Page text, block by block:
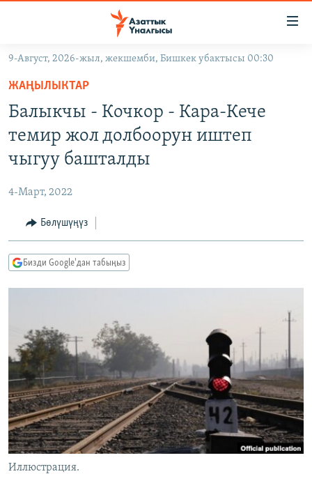
Навигацияга
өтүңүз
Издөөгө
салыңыз
МАДАНИЯТ
УКРАИНА
ТВ ПРОГРАММАЛАР
БҮГҮН АЗАТТЫКТА
ЭЖЕ-СИҢДИЛЕР
АЗАТТЫК+
ЫҢГАЙСЫЗ СУРООЛОР
ПОДКАСТ
Русский
ОНЛАЙН ШЕРИНЕ
ЭЕ/АРнун бардык сайттары
9-Август, 2026-жыл, жекшемби, Бишкек убактысы 00:30
ЖАҢЫЛЫКТАР
Балыкчы - Кочкор - Кара-Кече
темир жол долбоорун иштеп
чыгуу башталды
4-Март, 2022
Бөлүшүңүз
Бизди Google'дан табыңыз
Иллюстрация.